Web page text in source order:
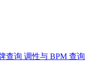
查询 调性与 BPM 查询